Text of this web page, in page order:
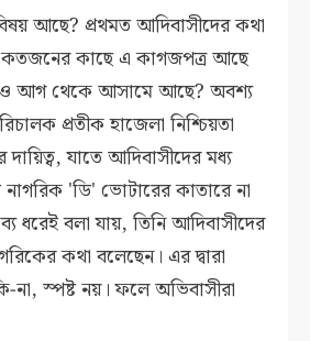
আছে? প্রথমত আদিবাসীদের কথা
কতজনের কাছে এ কাগজপত্র আছে
আগ থেকে আসামে আছে? অবশ্য
প্রতীক হাজেলা নিশ্চিয়তা
যাতে আদিবাসীদের মধ্য
'ডি' ভোটারের কাতারে না
ধরেই বলা যায়, তিনি আদিবাসীদের
কথা বলেছেন। এর দ্বারা
না, স্পষ্ট নয়। ফলে অভিবাসীরা